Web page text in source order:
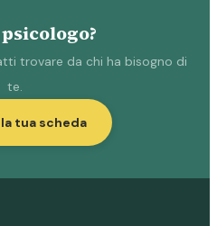
trovare da chi ha bisogno di
te.
tua scheda